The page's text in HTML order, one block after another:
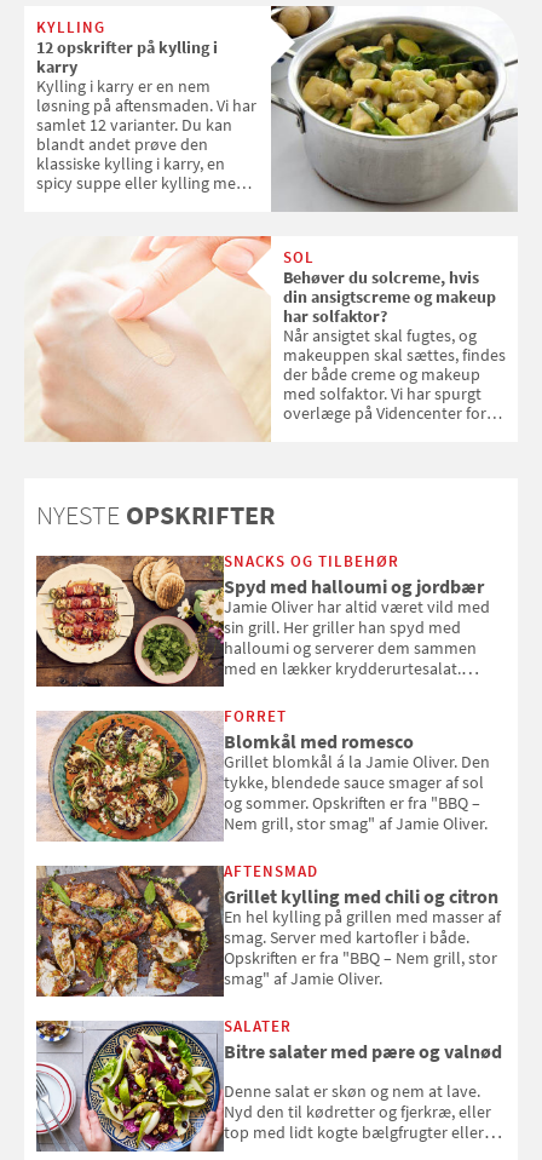
KYLLING
12 opskrifter på kylling i
karry
Kylling i karry er en nem
løsning på aftensmaden. Vi har
samlet 12 varianter. Du kan
blandt andet prøve den
klassiske kylling i karry, en
spicy suppe eller kylling med
SOL
Behøver du solcreme, hvis
din ansigtscreme og makeup
har solfaktor?
Når ansigtet skal fugtes, og
makeuppen skal sættes, findes
der både creme og makeup
med solfaktor. Vi har spurgt
overlæge på Videncenter for
NYESTE OPSKRIFTER
SNACKS OG TILBEHØR
Spyd med halloumi og jordbær
Jamie Oliver har altid været vild med
sin grill. Her griller han spyd med
halloumi og serverer dem sammen
med en lækker krydderurtesalat.
smag" af Jamie Oliver.
FORRET
Blomkål med romesco
Grillet blomkål á la Jamie Oliver. Den
tykke, blendede sauce smager af sol
og sommer. Opskriften er fra "BBQ –
Nem grill, stor smag" af Jamie Oliver.
AFTENSMAD
Grillet kylling med chili og citron
En hel kylling på grillen med masser af
smag. Server med kartofler i både.
Opskriften er fra "BBQ – Nem grill, stor
smag" af Jamie Oliver.
SALATER
Bitre salater med pære og valnød
Denne salat er skøn og nem at lave.
Nyd den til kødretter og fjerkræ, eller
top med lidt kogte bælgfrugter eller